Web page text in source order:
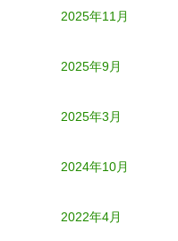
2025年11月
2025年9月
2025年3月
2024年10月
2022年4月